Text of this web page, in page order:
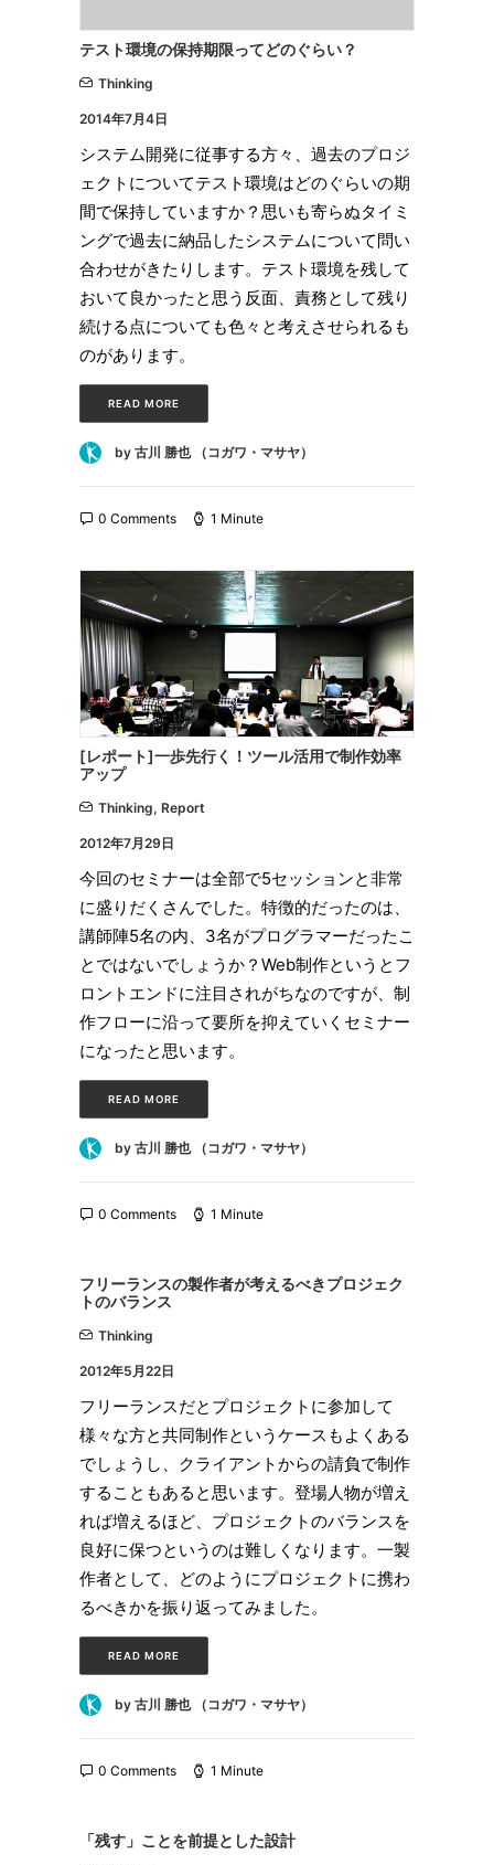
テスト環境の保持期限ってどのぐらい？
Thinking
2014年7月4日
システム開発に従事する方々、過去のプロジ
ェクトについてテスト環境はどのぐらいの期
間で保持していますか？思いも寄らぬタイミ
ングで過去に納品したシステムについて問い
合わせがきたりします。テスト環境を残して
おいて良かったと思う反面、責務として残り
続ける点についても色々と考えさせられるも
のがあります。
READ MORE
by 古川 勝也 （コガワ・マサヤ）
0 Comments 1 Minute
[レポート]一歩先行く！ツール活用で制作効率
アップ
Thinking, Report
2012年7月29日
今回のセミナーは全部で5セッションと非常
に盛りだくさんでした。特徴的だったのは、
講師陣5名の内、3名がプログラマーだったこ
とではないでしょうか？Web制作というとフ
ロントエンドに注目されがちなのですが、制
作フローに沿って要所を抑えていくセミナー
になったと思います。
READ MORE
by 古川 勝也 （コガワ・マサヤ）
0 Comments 1 Minute
フリーランスの製作者が考えるべきプロジェク
トのバランス
Thinking
2012年5月22日
フリーランスだとプロジェクトに参加して
様々な方と共同制作というケースもよくある
でしょうし、クライアントからの請負で制作
することもあると思います。登場人物が増え
れば増えるほど、プロジェクトのバランスを
良好に保つというのは難しくなります。一製
作者として、どのようにプロジェクトに携わ
るべきかを振り返ってみました。
READ MORE
by 古川 勝也 （コガワ・マサヤ）
0 Comments 1 Minute
「残す」ことを前提とした設計